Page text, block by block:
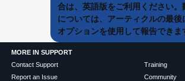
合は、英語版をご利用ください。
については、アーティクルの最
オプションを使用して報告できま
MORE IN SUPPORT
Contact Support
Report an Issue
Training
Community